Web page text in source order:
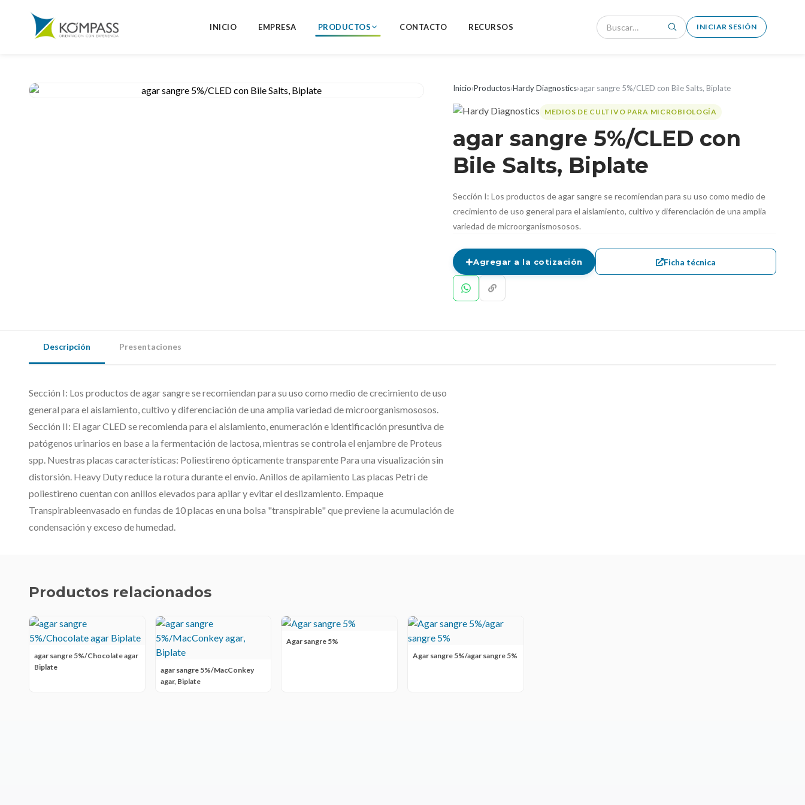
INICIO EMPRESA PRODUCTOS CONTACTO RECURSOS INICIAR SESIÓN
Inicio›Productos›Hardy Diagnostics›agar sangre 5%/CLED con Bile Salts, Biplate
MEDIOS DE CULTIVO PARA MICROBIOLOGÍA
agar sangre 5%/CLED con
Bile Salts, Biplate
Sección I: Los productos de agar sangre se recomiendan para su uso como medio de
crecimiento de uso general para el aislamiento, cultivo y diferenciación de una amplia
variedad de microorganismososos.
Agregar a la cotización Ficha técnica
Descripción Presentaciones
Sección I: Los productos de agar sangre se recomiendan para su uso como medio de crecimiento de uso
general para el aislamiento, cultivo y diferenciación de una amplia variedad de microorganismososos.
Sección II: El agar CLED se recomienda para el aislamiento, enumeración e identificación presuntiva de
patógenos urinarios en base a la fermentación de lactosa, mientras se controla el enjambre de Proteus
spp. Nuestras placas características: Poliestireno ópticamente transparente Para una visualización sin
distorsión. Heavy Duty reduce la rotura durante el envío. Anillos de apilamiento Las placas Petri de
poliestireno cuentan con anillos elevados para apilar y evitar el deslizamiento. Empaque
Transpirableenvasado en fundas de 10 placas en una bolsa "transpirable" que previene la acumulación de
condensación y exceso de humedad.
Productos relacionados
agar sangre 5%/Chocolate agar
Biplate
agar sangre 5%/MacConkey
agar, Biplate
Agar sangre 5%
Agar sangre 5%/agar sangre 5%